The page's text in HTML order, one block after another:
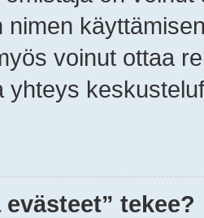
nimen
voinut ottaa
yhteys
tekee?